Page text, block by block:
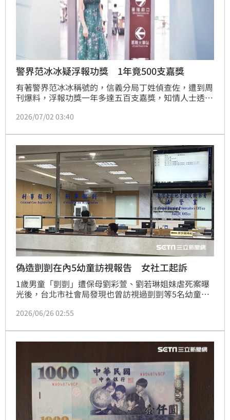
警界范冰冰疑浮報功獎 1年竟500支嘉獎
有著警界范冰冰稱號的，信義分局丁姓偵查佐，遭到周
刊爆料，浮報功獎一年多達五百支嘉獎，知情人士透
多，疑似有沒參與的案件也被記功嘉獎，女警還涉犯偽
2026/07/02 03:40
偽造剴剴在內5幼童訪視報告 女社工起訴
1歲男童「剴剴」遭保母劉彩萱、劉若琳姐妹虐死案曝
光後，台北市社會局發現也曾訪視過剴剴等5名幼童的
由是她有在職進修，無法按月訪視。社會局因此向台北
萱姐妹的報告，依偽造維書罪起訴。
2026/06/26 02:55